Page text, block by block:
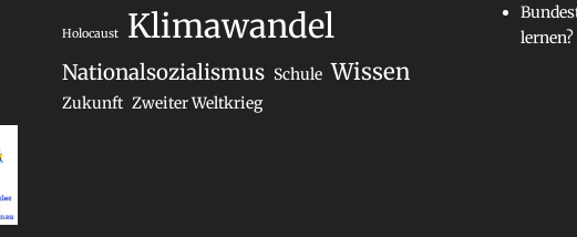
Holocaust Klimawandel
Nationalsozialismus Schule Wissen
Zukunft Zweiter Weltkrieg
lernen?